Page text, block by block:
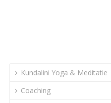
Kundalini Yoga & Meditatie
Coaching